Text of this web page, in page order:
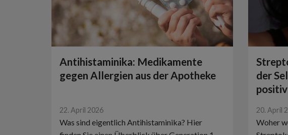
Antihistaminika: Medikamente
gegen Allergien aus der Apotheke
22. April 2026
Was sind eigentlich Antihistaminika? Hier
der
20. April
Woher